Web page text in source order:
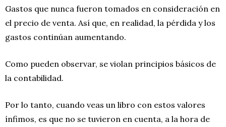
Gastos que nunca fueron tomados en consideración en
el precio de venta. Así que, en realidad, la pérdida y los
gastos continúan aumentando.
Como pueden observar, se violan principios básicos de
la contabilidad.
Por lo tanto, cuando veas un libro con estos valores
ínfimos, es que no se tuvieron en cuenta, a la hora de